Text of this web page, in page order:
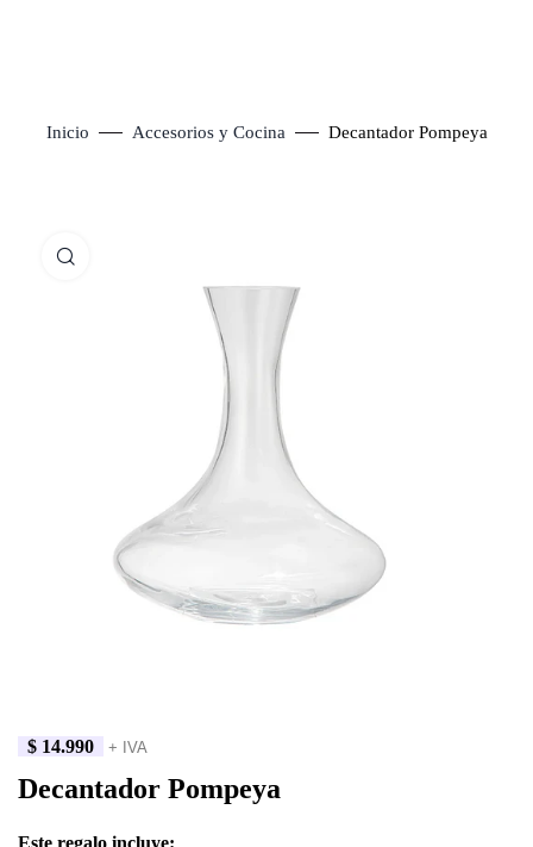
Inicio Accesorios y Cocina Decantador Pompeya
$ 14.990 + IVA
Decantador Pompeya
Este regalo incluye: